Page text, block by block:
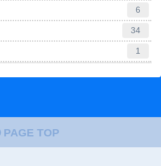
6
34
1
PAGE TOP